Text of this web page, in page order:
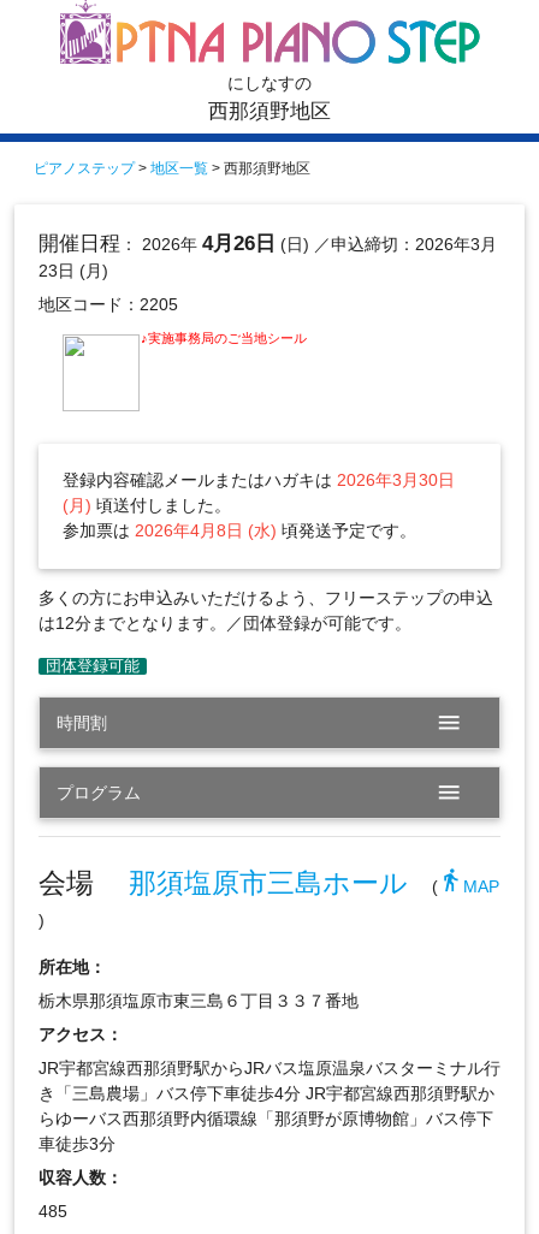
にしなすの
西那須野地区
ピアノステップ> 地区一覧 > 西那須野地区
開催日程 ： 2026年 4月26日 (日) ／申込締切：2026年3月
23日 (月)
地区コード：2205
♪実施事務局のご当地シール
登録内容確認メールまたはハガキは 2026年3月30日
(月) 頃送付しました。
参加票は 2026年4月8日 (水) 頃発送予定です。
多くの方にお申込みいただけるよう、フリーステップの申込
は12分までとなります。／団体登録が可能です。
時間割 menu
プログラム menu
会場 那須塩原市三島ホール (directions_walk MAP
)
所在地：
栃木県那須塩原市東三島６丁目３３７番地
アクセス：
JR宇都宮線西那須野駅からJRバス塩原温泉バスターミナル行
き「三島農場」バス停下車徒歩4分 JR宇都宮線西那須野駅か
らゆーバス西那須野内循環線「那須野が原博物館」バス停下
車徒歩3分
収容人数：
485